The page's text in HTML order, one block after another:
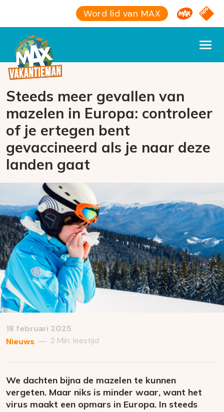
Word lid van MAX Omroep
NPO
Steeds meer gevallen van
mazelen in Europa: controleer
of je ertegen bent
gevaccineerd als je naar deze
landen gaat
18 februari 2025
Nieuws — 2 Min. leestijd
We dachten bijna de mazelen te kunnen
vergeten. Maar niks is minder waar, want het
virus maakt een opmars in Europa. In steeds